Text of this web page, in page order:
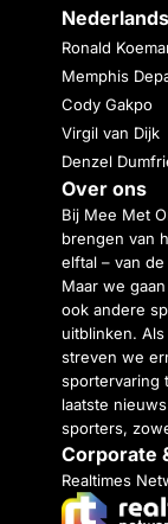
Ronald
Memphis
Cody Gakpo
Virgil van Dijk
Denzel
Over ons
Bij Mee Met
brengen van
elftal – van
Maar we
ook andere
uitblinken.
streven we
sportervaring
laatste
sporters,
Corporate
Realtimes